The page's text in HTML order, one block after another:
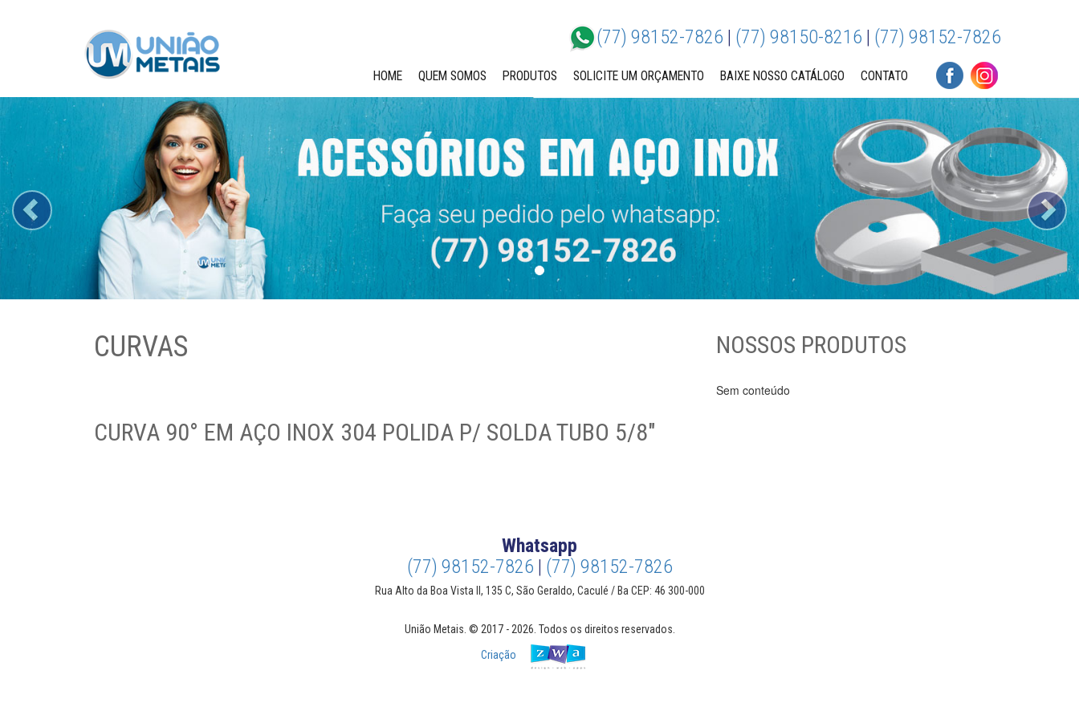
(77) 98152-7826 | (77) 98150-8216 | (77) 98152-7826
HOME QUEM SOMOS PRODUTOS SOLICITE UM ORÇAMENTO BAIXE NOSSO CATÁLOGO CONTATO
Previous
CURVAS
CURVA 90° EM AÇO INOX 304 POLIDA P/ SOLDA TUBO 5/8″
NOSSOS PRODUTOS
Sem conteúdo
Whatsapp
(77) 98152-7826 | (77) 98152-7826
Rua Alto da Boa Vista II, 135 C, São Geraldo, Caculé / Ba CEP: 46 300-000
União Metais. © 2017 - 2026. Todos os direitos reservados.
Criação